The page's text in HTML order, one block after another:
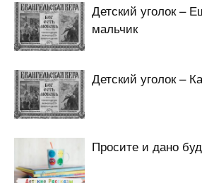
Детский уголок –
мальчик
Детский уголок –
Просите и дано